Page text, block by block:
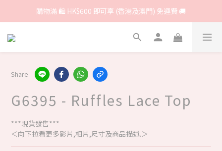
購物滿 🛍 HK$600 即可享 (香港及澳門) 免運費 🚚
Share
G6395 - Ruffles Lace Top
***現貨發售***
＜向下拉看更多影片,相片,尺寸及商品描述.＞